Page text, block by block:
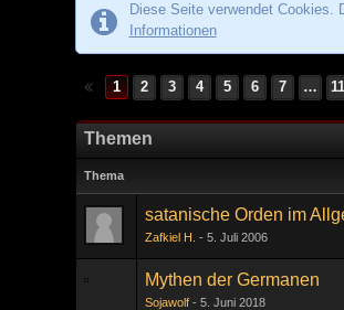
Diese Seite verwendet Cookies.
Informationen
1 2 3 4 5 6 7 … 11
Themen
Thema
satanische Orden im
Zafkiel H. 5. Juli 2006
Mythen der Germanen
Sojawolf 5. Juni 2018